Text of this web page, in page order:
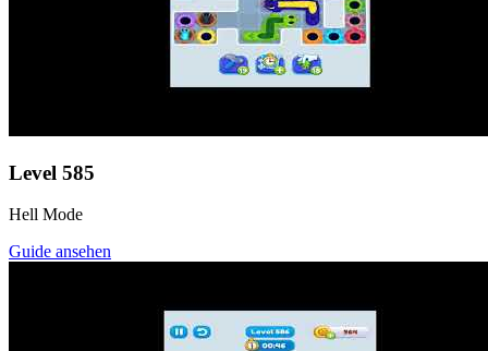
Level 585
Hell Mode
Guide ansehen